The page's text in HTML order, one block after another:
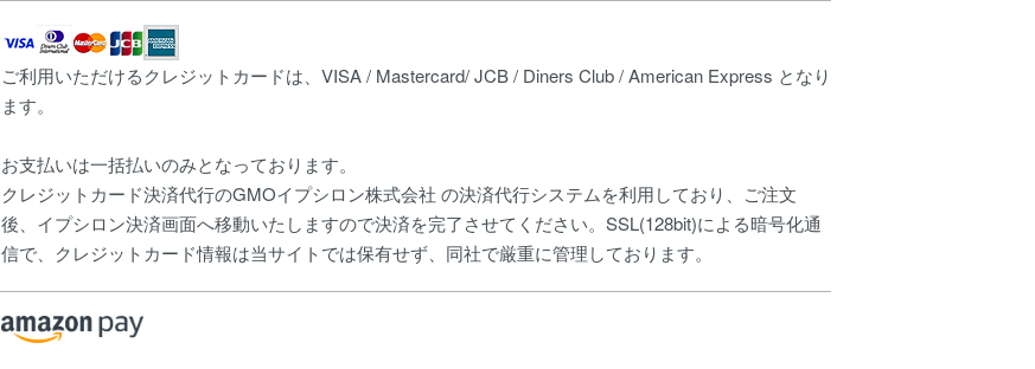
ご利用いただけるクレジットカードは、VISA / Mastercard/ JCB / Diners Club / American Express となり
ます。
お支払いは一括払いのみとなっております。
クレジットカード決済代行のGMOイプシロン株式会社 の決済代行システムを利用しており、ご注文
後、イプシロン決済画面へ移動いたしますので決済を完了させてください。SSL(128bit)による暗号化通
信で、クレジットカード情報は当サイトでは保有せず、同社で厳重に管理しております。